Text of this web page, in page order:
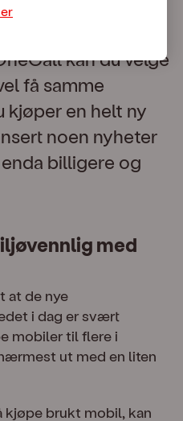
kan du velge
få samme
kjøper en helt ny
noen nyheter
billigere og
med
at de nye
i dag er svært
mobiler til flere i
ut med en liten
kjøpe brukt mobil, kan